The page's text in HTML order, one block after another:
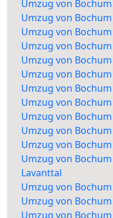
Umzug von
Umzug von
Umzug von
Umzug von
Umzug von
Umzug von
Umzug von
Umzug von
Umzug von
Umzug von
Umzug von
Umzug von
Lavanttal
Umzug von
Umzug von
Umzug von